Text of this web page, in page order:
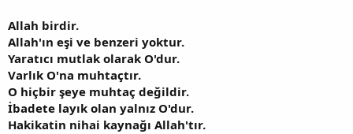
Allah birdir.
Allah'ın eşi ve benzeri yoktur.
Yaratıcı mutlak olarak O'dur.
Varlık O'na muhtaçtır.
O hiçbir şeye muhtaç değildir.
İbadete layık olan yalnız O'dur.
Hakikatin nihai kaynağı Allah'tır.